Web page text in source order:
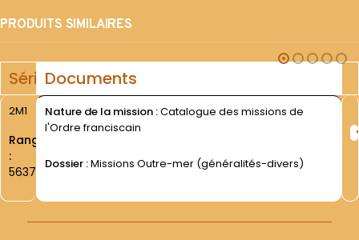
PRODUITS SIMILAIRES
SérieDocuments
2M1
Rang
:
5637
Nature de la mission :Catalogue des missions de
l'Ordre franciscain
Dossier :Missions Outre-mer (généralités-divers)